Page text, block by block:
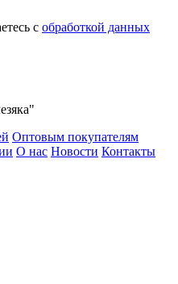
с обработкой данных
Оптовым покупателям
О нас Новости Контакты